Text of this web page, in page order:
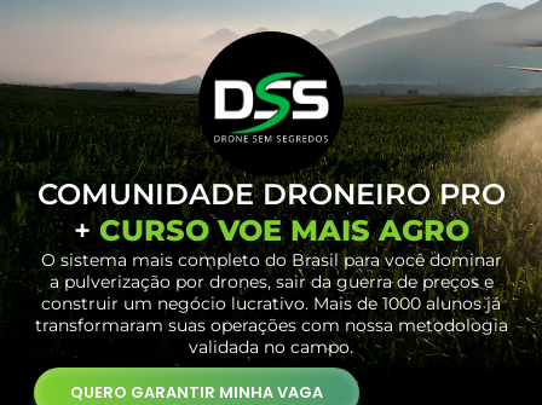
COMUNIDADE DRONEIRO PRO
+CURSO VOE MAIS AGRO
O sistema mais completo do Brasil para você dominar
a pulverização por drones, sair da guerra de preços e
construir um negócio lucrativo. Mais de 1000 alunos já
transformaram suas operações com nossa metodologia
validada no campo.
QUERO GARANTIR MINHA VAGA